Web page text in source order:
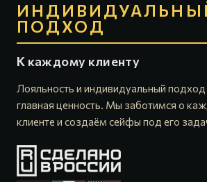
ПОДХОД
К каждому клиенту
Лояльность и индивидуальный
главная ценность. Мы заботимся о
клиенте и создаём сейфы под его